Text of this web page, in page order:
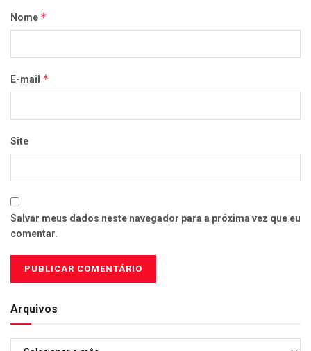
Nome *
E-mail *
Site
Salvar meus dados neste navegador para a próxima vez que eu
comentar.
Arquivos